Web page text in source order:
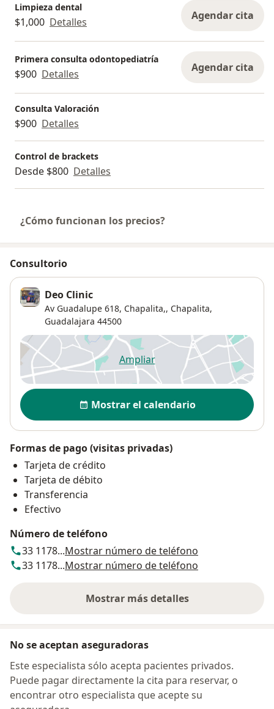
Limpieza dental
$1,000 Detalles Agendar cita
Primera consulta odontopediatría
$900 Detalles Agendar cita
Consulta Valoración
$900 Detalles
Control de brackets
Desde $800 Detalles
¿Cómo funcionan los precios?
Consultorio
Deo Clinic
Av Guadalupe 618, Chapalita,, Chapalita,
Guadalajara 44500
Ampliarse abre en una nueva
Disponibilidad
Mostrar el calendario
Formas de pago (visitas privadas)
Tarjeta de crédito
Tarjeta de débito
Transferencia
Efectivo
Número de teléfono
33 1178...Mostrar número de teléfono
33 1178...Mostrar número de teléfono
Mostrar más detalles
sobre la dirección
No se aceptan aseguradoras
Este especialista sólo acepta pacientes privados.
Puede pagar directamente la cita para reservar, o
encontrar otro especialista que acepte su